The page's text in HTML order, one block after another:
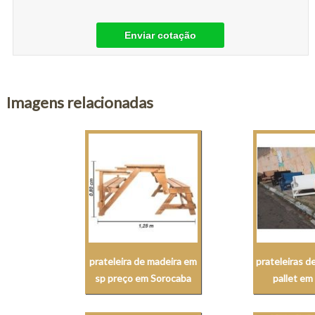
Enviar cotação
Imagens relacionadas
prateleira de madeira em
sp preço em Sorocaba
prateleiras
pallet